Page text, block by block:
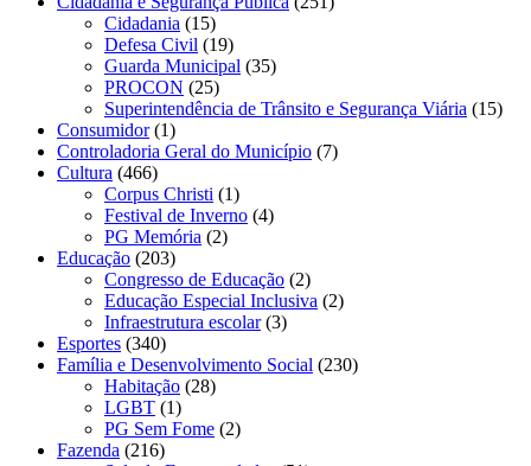
Cidadania (15)
Defesa Civil (19)
Guarda Municipal (35)
PROCON (25)
Superintendência de Trânsito e Segurança Viária (15)
Consumidor(1)
Controladoria Geral do Município (7)
Cultura (466)
Corpus Christi (1)
Festival de Inverno (4)
PG Memória (2)
Educação (203)
Congresso de Educação (2)
Educação Especial Inclusiva (2)
Infraestrutura escolar(3)
Esportes (340)
Família e Desenvolvimento Social (230)
Habitação (28)
LGBT (1)
PG Sem Fome (2)
Fazenda (216)